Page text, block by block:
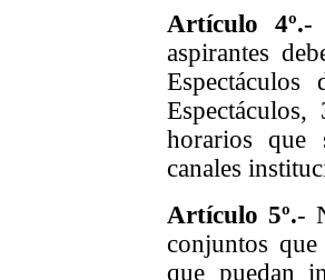
Artículo 4º.-
aspirantes
horarios que
canales
Artículo 5º.-
conjuntos
que puedan